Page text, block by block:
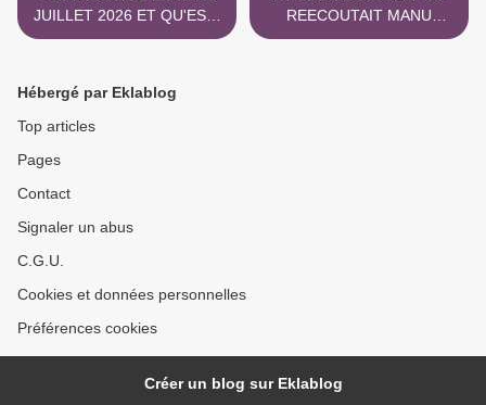
JUILLET 2026 ET QU'EST-
CE-QUE CE MOIS ?
REECOUTAIT MANU
DIBANGO & CONSORTS
Hébergé par Eklablog
Top articles
Pages
Contact
Signaler un abus
C.G.U.
Cookies et données personnelles
Préférences cookies
Créer un blog sur Eklablog